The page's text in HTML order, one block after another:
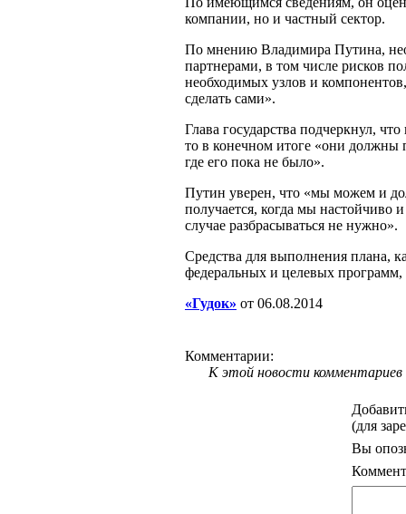
компании, но и частный сектор.
По мнению Владимира Путина,
партнерами, в том числе рисков
необходимых узлов и
сделать сами».
Глава государства подчеркнул,
то в конечном итоге «они должны
где его пока не было».
Путин уверен, что «мы можем и
получается, когда мы настойчиво
случае разбрасываться не нужно».
Средства для выполнения плана,
федеральных и целевых
«Гудок» от 06.08.2014
Комментарии:
К этой новости комментариев
(для
Вы